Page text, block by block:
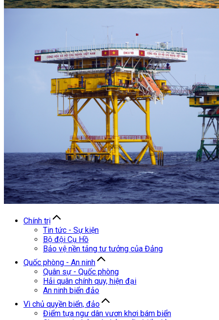
Chính trị
Tin tức - Sự kiện
Bộ đội Cụ Hồ
Bảo vệ nền tảng tư tưởng của Đảng
Quốc phòng - An ninh
Quân sự - Quốc phòng
Hải quân chính quy, hiện đại
An ninh biển đảo
Vì chủ quyền biển, đảo
Điểm tựa ngư dân vươn khơi bám biển